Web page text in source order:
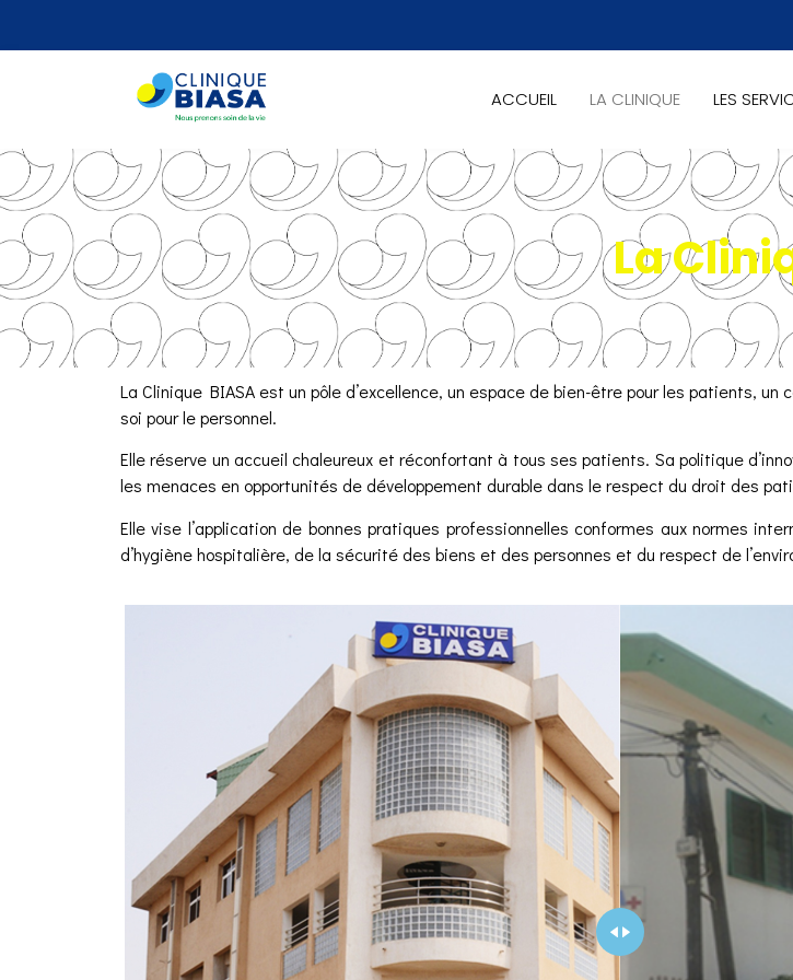
ACCUEIL LA CLINIQUE LES
La
La Clinique BIASA est un pôle d’excellence, un espace de bien-être pour les patients,
soi pour le personnel.
Elle réserve un accueil chaleureux et réconfortant à tous ses patients. Sa politique
les menaces en opportunités de développement durable dans le respect du droit des
Elle vise l’application de bonnes pratiques professionnelles conformes aux normes
d’hygiène hospitalière, de la sécurité des biens et des personnes et du respect de